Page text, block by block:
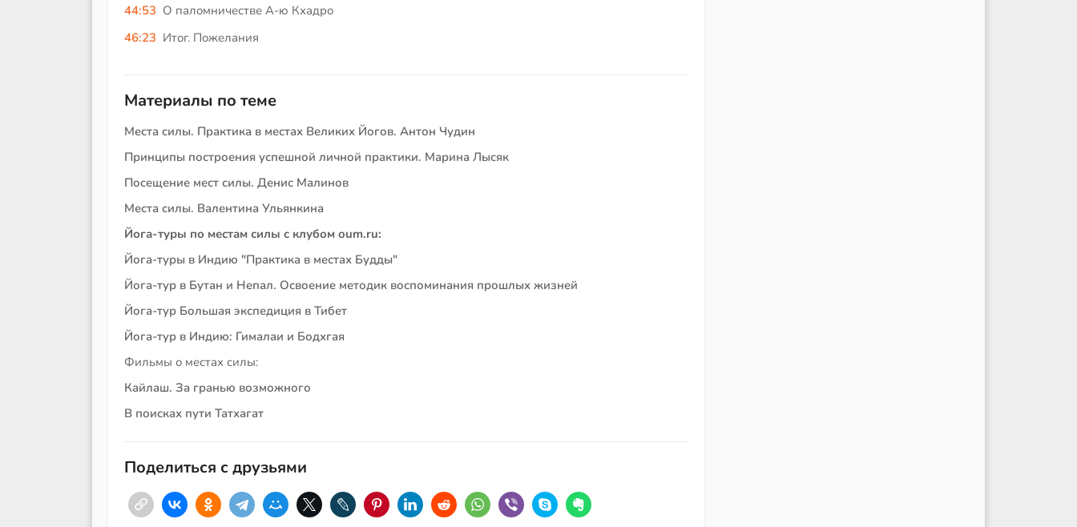
44:53 О паломничестве А-ю Кхадро
46:23 Итог. Пожелания
Материалы по теме
Места силы. Практика в местах Великих Йогов. Антон Чудин
Принципы построения успешной личной практики. Марина Лысяк
Посещение мест силы. Денис Малинов
Места силы. Валентина Ульянкина
Йога-туры по местам силы с клубом oum.ru:
Йога-туры в Индию "Практика в местах Будды"
Йога-тур в Бутан и Непал. Освоение методик воспоминания прошлых жизней
Йога-тур Большая экспедиция в Тибет
Йога-тур в Индию: Гималаи и Бодхгая
Фильмы о местах силы:
Кайлаш. За гранью возможного
В поисках пути Татхагат
Поделиться с друзьями